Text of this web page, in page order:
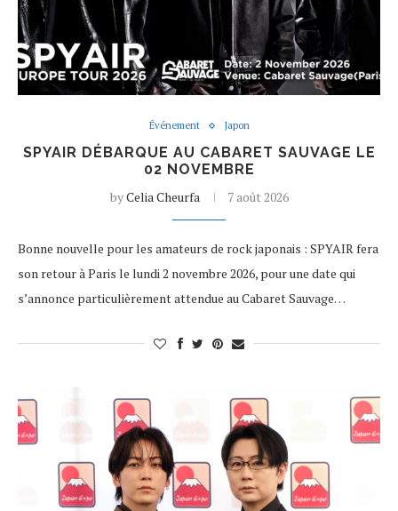
Événement Japon
SPYAIR DÉBARQUE AU CABARET SAUVAGE LE
02 NOVEMBRE
byCelia Cheurfa 7 août 2026
Bonne nouvelle pour les amateurs de rock japonais : SPYAIR fera
son retour à Paris le lundi 2 novembre 2026, pour une date qui
s’annonce particulièrement attendue au Cabaret Sauvage…